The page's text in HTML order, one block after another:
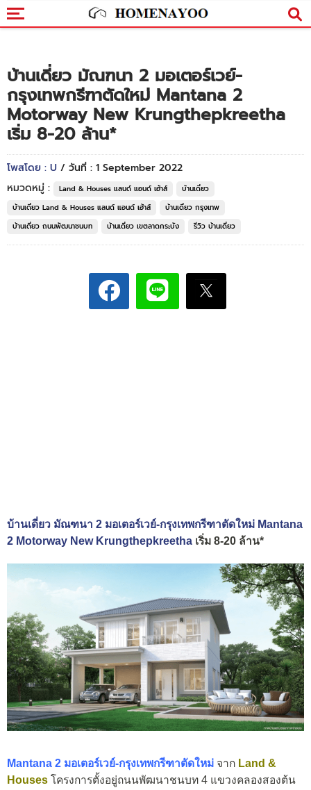
บ้านเดี่ยว มัณฑนา 2 มอเตอร์เวย์-
กรุงเทพกรีฑาตัดใหม่ Mantana 2
Motorway New Krungthepkreetha
เริ่ม 8-20 ล้าน*
โพสโดย : U / วันที่ : 1 September 2022
หมวดหมู่ :
Land & Houses แลนด์ แอนด์ เฮ้าส์
บ้านเดี่ยว
บ้านเดี่ยว Land & Houses แลนด์ แอนด์ เฮ้าส์
บ้านเดี่ยว กรุงเทพ
บ้านเดี่ยว ถนนพัฒนาชนบท
บ้านเดี่ยว เขตลาดกระบัง รีวิว บ้านเดี่ยว
บ้านเดี่ยว มัณฑนา 2 มอเตอร์เวย์-กรุงเทพกรีฑาตัดใหม่ Mantana
2 Motorway New Krungthepkreetha เริ่ม 8-20 ล้าน*
Mantana 2 มอเตอร์เวย์-กรุงเทพกรีฑาตัดใหม่ จาก Land &
Houses โครงการตั้งอยู่ถนนพัฒนาชนบท 4 แขวงคลองสองต้น